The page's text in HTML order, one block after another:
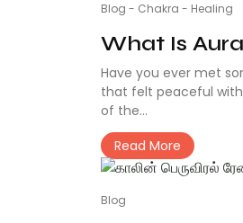
Blog - Chakra - Healing
What Is
Have you ever met
that felt peaceful
of the...
Read More
Blog